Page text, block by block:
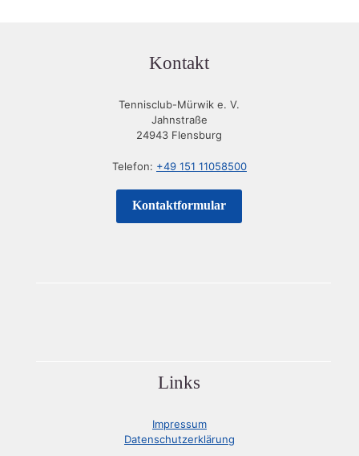
Kontakt
Tennisclub-Mürwik e. V.
Jahnstraße
24943 Flensburg
Telefon: +49 151 11058500
Kontaktformular
Links
Impressum
Datenschutzerklärung